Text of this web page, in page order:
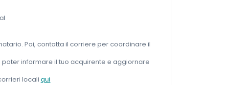
Poi, contatta il corriere per coordinare il
informare il tuo acquirente e aggiornare
localiqui